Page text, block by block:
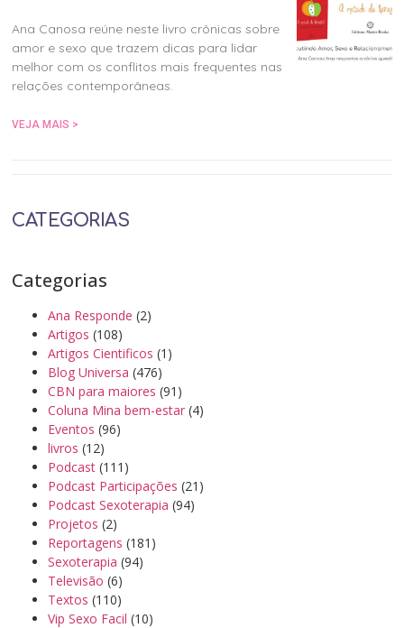
Ana Canosa reúne neste livro crônicas sobre
amor e sexo que trazem dicas para lidar
melhor com os conflitos mais frequentes nas
relações contemporâneas.
VEJA MAIS >
CATEGORIAS
Categorias
Ana Responde (2)
Artigos (108)
Artigos Cientificos (1)
Blog Universa (476)
CBN para maiores (91)
Coluna Mina bem-estar (4)
Eventos (96)
livros (12)
Podcast (111)
Podcast Participações (21)
Podcast Sexoterapia (94)
Projetos (2)
Reportagens (181)
Sexoterapia (94)
Televisão (6)
Textos (110)
Vip Sexo Facil (10)